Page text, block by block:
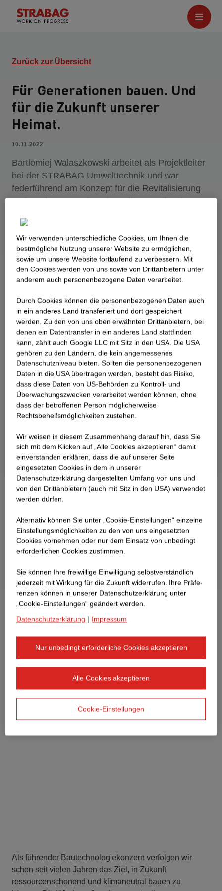
Zurück zur Übersicht
Für Generationen bauen. Und
für die Zukunft unserer
Heimat.
10.11.2022
Bartlomiej Walaszkowski arbeitet als Projektleiter
bei der STRABAG Umwelttechnik und war
federführend am Konzept für die Revitalisierung
und Nachnutzung des ehemaligen Raffinerie-
Gelände soll ein hochmodernes
Kompetenzzentrum für Urban Mining und
Bauschuttaufbereitung entstehen, um zukünftig
ressourcenschonend und klimaneutral bauen zu
können.
Als führender Bautechnologiekonzern verfolgen wir
schon seit vielen Jahren das Ziel, in Zukunft
ressourcenschonend und klimaneutral bauen zu
Wir verwenden unterschiedliche Cookies, um Ihnen die
best­mögliche Nutzung unserer Website zu ermöglichen,
sowie um unsere Website fortlaufend zu verbessern. Mit
den Cookies werden von uns sowie von Drittanbietern unter
anderem auch personenbezogene Daten verarbeitet.
Durch Cookies können die personenbezogenen Daten auch
in ein anderes Land transferiert und dort gespeichert
werden. Zu den von uns oben erwähnten Drittanbietern, bei
denen ein Datentransfer in ein anderes Land stattfinden
kann, zählt auch Google LLC mit Sitz in den USA. Die USA
gehören zu den Ländern, die kein angemessenes
Datenschutzniveau bieten. Sollten die personenbezogenen
Daten in die USA übertragen werden, besteht das Risiko,
dass diese Daten von US-Behörden zu Kontroll- und
Überwachungszwecken verarbeitet werden können, ohne
dass der betroffenen Person möglicherweise
Rechtsbehelfsmöglichkeiten zustehen.
Wir weisen in diesem Zusammenhang darauf hin, dass Sie
sich mit dem Klicken auf „Alle Cookies akzeptieren“ damit
ein­ver­standen erklären, dass die auf unserer Seite
eingesetzten Cookies in dem in unserer
Datenschutzerklärung dargestellten Umfang von uns und
von den Drittanbietern (auch mit Sitz in den USA) verwendet
werden dürfen.
Alternativ können Sie unter „Cookie-Einstellungen“ einzelne
Einstellungsmöglichkeiten zu den von uns eingesetzten
Cookies vornehmen oder nur dem Einsatz von unbedingt
erforderlichen Cookies zustimmen.
Sie können Ihre freiwillige Einwilligung selbstverständlich
jederzeit mit Wirkung für die Zukunft widerrufen. Ihre Prä­fe­
renzen können in unserer Datenschutzerklärung unter
„Cookie-Einstellungen“ geändert werden.
Datenschutzerklärung | Impressum
Nur unbedingt erforderliche Cookies akzeptieren
Alle Cookies akzeptieren
Cookie-Einstellungen